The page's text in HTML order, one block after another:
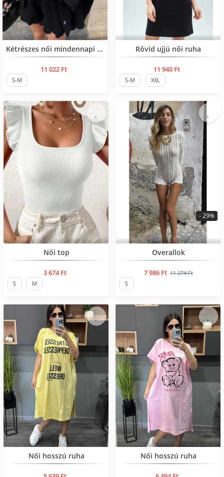
Нов продуктKétrészes női mindennapi szett
11 022 Ft
S-M
Нов продукт
Rövid ujjú női ruha
11 940 Ft
S-M XXL
Нов продукт
Női top
3 674 Ft
S M
Нов продукт
Overallok
7 986 Ft 11 274 Ft
- 29%
S
Нов продукт
Női hosszú ruha Нов продукт
Női hosszú ruha